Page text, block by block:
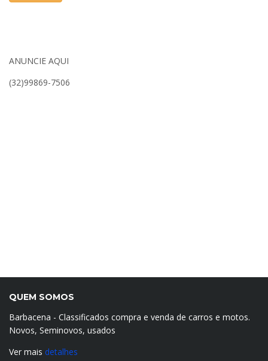
ANUNCIE AQUI
(32)99869-7506
QUEM SOMOS
Barbacena - Classificados compra e venda de carros e motos.
Novos, Seminovos, usados
Ver mais detalhes